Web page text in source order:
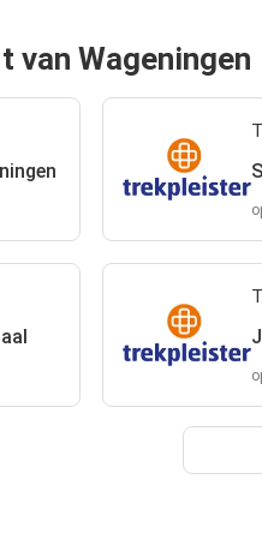
van Wageningen